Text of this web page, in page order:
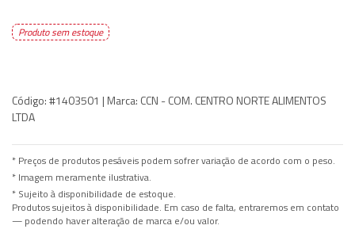
Produto sem estoque
Código:#1403501 | Marca: CCN - COM. CENTRO NORTE ALIMENTOS
LTDA
* Preços de produtos pesáveis podem sofrer variação de acordo com o peso.
* Imagem meramente ilustrativa.
* Sujeito à disponibilidade de estoque.
Produtos sujeitos à disponibilidade. Em caso de falta, entraremos em contato
— podendo haver alteração de marca e/ou valor.